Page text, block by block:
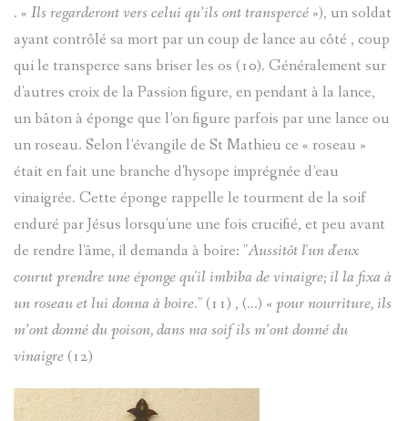
. « Ils regarderont vers celui qu’ils ont transpercé »), un soldat
ayant contrôlé sa mort par un coup de lance au côté , coup
qui le transperce sans briser les os (10). Généralement sur
d'autres croix de la Passion figure, en pendant à la lance,
un bâton à éponge que l’on figure parfois par une lance ou
un roseau. Selon l’évangile de St Mathieu ce « roseau »
était en fait une branche d'hysope imprégnée d’eau
vinaigrée. Cette éponge rappelle le tourment de la soif
enduré par Jésus lorsqu'une une fois crucifié, et peu avant
de rendre l'âme, il demanda à boire: "Aussitôt l'un d'eux
courut prendre une éponge qu'il imbiba de vinaigre; il la fixa à
un roseau et lui donna à boire." (11) , (...) « pour nourriture, ils
m’ont donné du poison, dans ma soif ils m’ont donné du
vinaigre(12)